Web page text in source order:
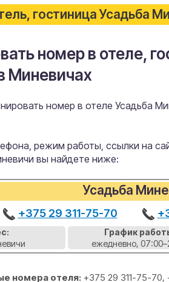
гостиница Усадьба
номер в отеле,
Миневичах
номер в отеле Усадьба
режим работы, ссылки на
вы найдете ниже:
Усадьба
+375 29 311-75-70
График
ежедневно,
номера отеля: +375 29 311-75-